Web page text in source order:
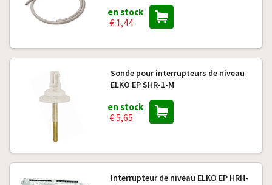
en stock
€ 1,44
Sonde pour interrupteurs de niveau
ELKO EP SHR-1-M
en stock
€ 5,65
Interrupteur de niveau ELKO EP HRH-